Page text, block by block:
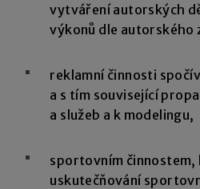
vytváření autorských
výkonů dle autorského
reklamní činnosti
a s tím související
a služeb a k modelingu,
sportovním činnostem,
uskutečňování